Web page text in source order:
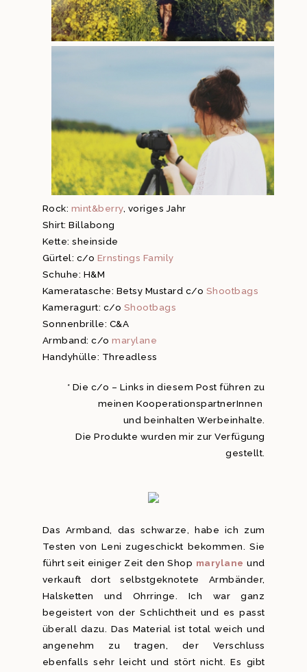
Rock: mint&berry, voriges Jahr
Shirt: Billabong
Kette: sheinside
Gürtel: c/o Ernstings Family
Schuhe: H&M
Kameratasche: Betsy Mustard c/o Shootbags
Kameragurt: c/o Shootbags
Sonnenbrille: C&A
Armband: c/o marylane
Handyhülle: Threadless
* Die c/o – Links in diesem Post führen zu
meinen KooperationspartnerInnen
und beinhalten Werbeinhalte.
Die Produkte wurden mir zur Verfügung
gestellt.
Das Armband, das schwarze, habe ich zum
Testen von Leni zugeschickt bekommen. Sie
führt seit einiger Zeit den Shop marylane und
verkauft dort selbstgeknotete Armbänder,
Halsketten und Ohrringe. Ich war ganz
begeistert von der Schlichtheit und es passt
überall dazu. Das Material ist total weich und
angenehm zu tragen, der Verschluss
ebenfalls sehr leicht und stört nicht. Es gibt